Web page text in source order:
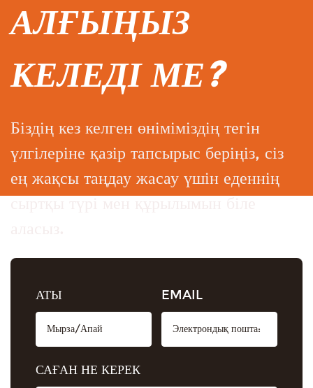
АЛҒЫҢЫЗ
КЕЛЕДІ МЕ?
Біздің кез келген өніміміздің тегін
үлгілеріне қазір тапсырыс беріңіз, сіз
ең жақсы таңдау жасау үшін еденнің
АТЫ EMAIL
САҒАН НЕ КЕРЕК